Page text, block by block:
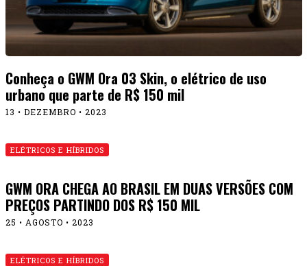
Conheça o GWM Ora 03 Skin, o elétrico de uso
urbano que parte de R$ 150 mil
13 • DEZEMBRO • 2023
ELÉTRICOS E HÍBRIDOS
GWM ORA CHEGA AO BRASIL EM DUAS VERSÕES COM
PREÇOS PARTINDO DOS R$ 150 MIL
25 • AGOSTO • 2023
ELÉTRICOS E HÍBRIDOS